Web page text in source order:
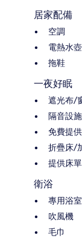
居家配備
空調
電熱水壺
拖鞋
一夜好眠
遮光布/
隔音設施
免費提
折疊床/
提供床單
衛浴
專用浴室
吹風機
毛巾